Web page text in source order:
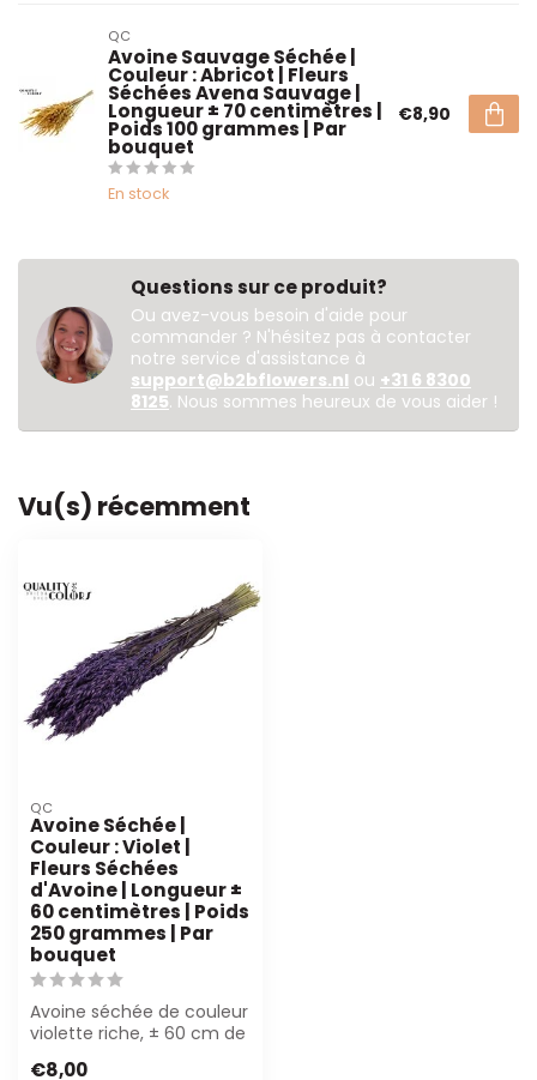
QC
Avoine Sauvage Séchée |
Couleur : Abricot | Fleurs
Séchées Avena Sauvage |
Longueur ± 70 centimètres |
Poids 100 grammes | Par
bouquet
En stock
€8,90
Questions sur ce produit?
Ou avez-vous besoin d'aide pour
commander ? N'hésitez pas à contacter
notre service d'assistance à
support@b2bflowers.nl ou +31 6 8300
8125. Nous sommes heureux de vous aider !
Vu(s) récemment
QC
Avoine Séchée |
Couleur : Violet |
Fleurs Séchées
d'Avoine | Longueur ±
60 centimètres | Poids
250 grammes | Par
bouquet
Avoine séchée de couleur
violette riche, ± 60 cm de
€8,00